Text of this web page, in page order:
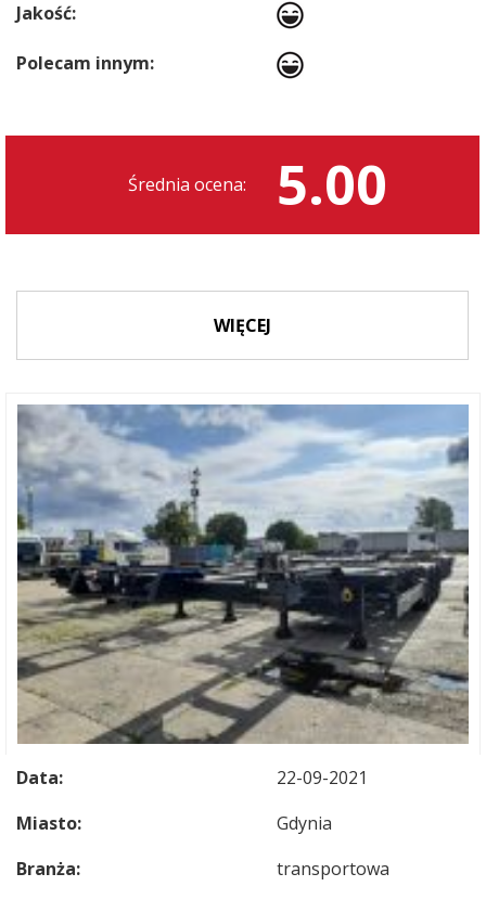
Jakość:
Polecam innym:
Średnia ocena: 5.00
WIĘCEJ
Data:
22-09-2021
Miasto:
Gdynia
Branża:
transportowa